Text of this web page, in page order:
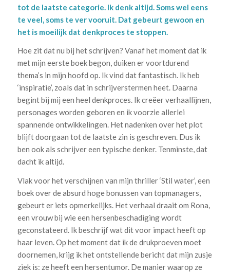
tot de laatste categorie. Ik denk altijd. Soms wel eens
te veel, soms te ver vooruit. Dat gebeurt gewoon en
het is moeilijk dat denkproces te stoppen.
Hoe zit dat nu bij het schrijven? Vanaf het moment dat ik
met mijn eerste boek begon, duiken er voortdurend
thema’s in mijn hoofd op. Ik vind dat fantastisch. Ik heb
‘inspiratie’, zoals dat in schrijverstermen heet. Daarna
begint bij mij een heel denkproces. Ik creëer verhaallijnen,
personages worden geboren en ik voorzie allerlei
spannende ontwikkelingen. Het nadenken over het plot
blijft doorgaan tot de laatste zin is geschreven. Dus ik
ben ook als schrijver een typische denker. Tenminste, dat
dacht ik altijd.
Vlak voor het verschijnen van mijn thriller ‘Stil water’, een
boek over de absurd hoge bonussen van topmanagers,
gebeurt er iets opmerkelijks. Het verhaal draait om Rona,
een vrouw bij wie een hersenbeschadiging wordt
geconstateerd. Ik beschrijf wat dit voor impact heeft op
haar leven. Op het moment dat ik de drukproeven moet
doornemen, krijg ik het ontstellende bericht dat mijn zusje
ziek is: ze heeft een hersentumor. De manier waarop ze